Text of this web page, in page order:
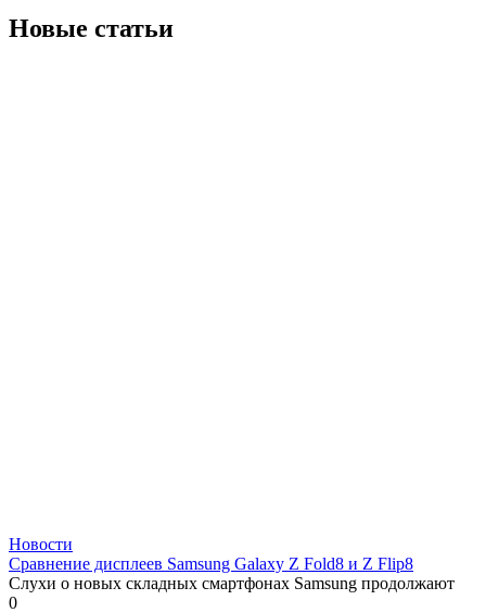
Новые статьи
Новости
Сравнение дисплеев Samsung Galaxy Z Fold8 и Z Flip8
Слухи о новых складных смартфонах Samsung продолжают
0